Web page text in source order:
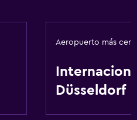
Aeropuerto más
Düsseldorf